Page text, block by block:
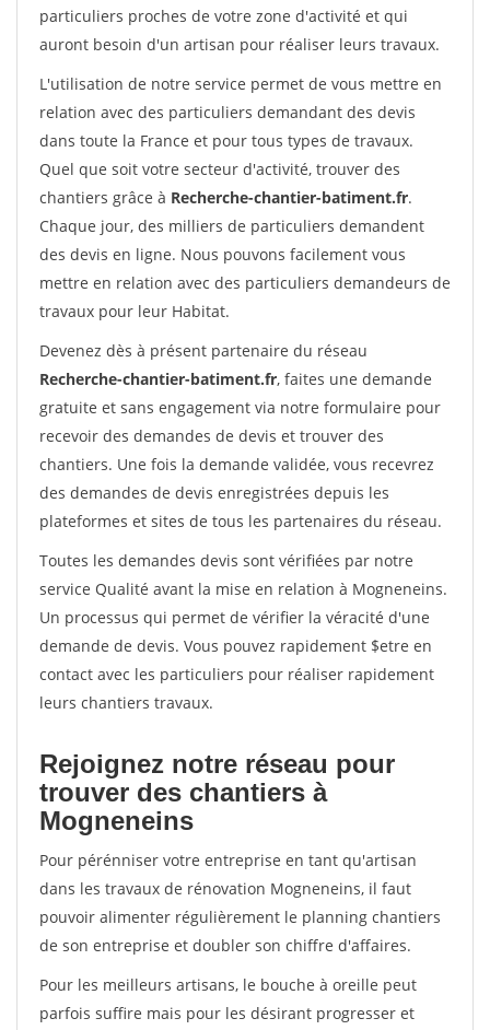
particuliers proches de votre zone d'activité et qui
auront besoin d'un artisan pour réaliser leurs travaux.
L'utilisation de notre service permet de vous mettre en
relation avec des particuliers demandant des devis
dans toute la France et pour tous types de travaux.
Quel que soit votre secteur d'activité, trouver des
chantiers grâce à Recherche-chantier-batiment.fr.
Chaque jour, des milliers de particuliers demandent
des devis en ligne. Nous pouvons facilement vous
mettre en relation avec des particuliers demandeurs de
travaux pour leur Habitat.
Devenez dès à présent partenaire du réseau
Recherche-chantier-batiment.fr, faites une demande
gratuite et sans engagement via notre formulaire pour
recevoir des demandes de devis et trouver des
chantiers. Une fois la demande validée, vous recevrez
des demandes de devis enregistrées depuis les
plateformes et sites de tous les partenaires du réseau.
Toutes les demandes devis sont vérifiées par notre
service Qualité avant la mise en relation à Mogneneins.
Un processus qui permet de vérifier la véracité d'une
demande de devis. Vous pouvez rapidement $etre en
contact avec les particuliers pour réaliser rapidement
leurs chantiers travaux.
Rejoignez notre réseau pour
trouver des chantiers à
Mogneneins
Pour pérénniser votre entreprise en tant qu'artisan
dans les travaux de rénovation Mogneneins, il faut
pouvoir alimenter régulièrement le planning chantiers
de son entreprise et doubler son chiffre d'affaires.
Pour les meilleurs artisans, le bouche à oreille peut
parfois suffire mais pour les désirant progresser et